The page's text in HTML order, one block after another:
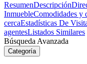
ResumenDescripción
InmuebleComodidades y
cercaEstadísticas De
agentesListados Similares
Búsqueda Avanzada
Categoría